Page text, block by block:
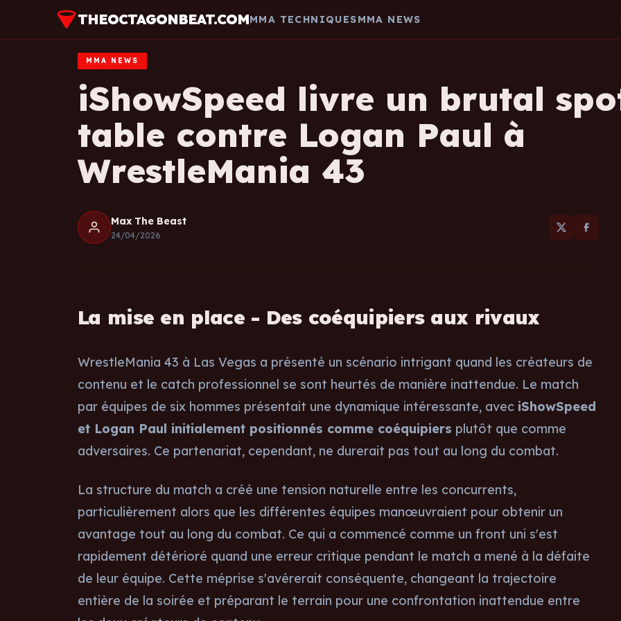
THEOCTAGONBEAT.COMMMA TECHNIQUESMMA NEWS
MMA NEWS
iShowSpeed livre un brutal
table contre Logan Paul à
WrestleMania 43
Max The Beast
24/04/2026
La mise en place - Des coéquipiers aux rivaux
WrestleMania 43 à Las Vegas a présenté un scénario intrigant quand les créateurs de
contenu et le catch professionnel se sont heurtés de manière inattendue. Le match
par équipes de six hommes présentait une dynamique intéressante, avec iShowSpeed
et Logan Paul initialement positionnés comme coéquipiers plutôt que comme
adversaires. Ce partenariat, cependant, ne durerait pas tout au long du combat.
La structure du match a créé une tension naturelle entre les concurrents,
particulièrement alors que les différentes équipes manœuvraient pour obtenir un
avantage tout au long du combat. Ce qui a commencé comme un front uni s'est
rapidement détérioré quand une erreur critique pendant le match a mené à la défaite
de leur équipe. Cette méprise s'avérerait conséquente, changeant la trajectoire
entière de la soirée et préparant le terrain pour une confrontation inattendue entre